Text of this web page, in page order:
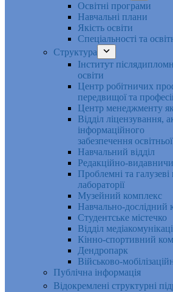
Освітні програми
Навчальні плани
Якість освіти
Спеціальності та
Структура
Інститут
освіти
Центр робітничих
передвищої та
Центр менеджменту
Відділ ліцензування,
інформаційного
забезпечення
Навчальний відділ
Редакційно-
Проблемні та галузеві
лабораторії
Музейний комплекс
Навчально-дослідний
Студентське містечко
Відділ
Кінно-спортивний
Дендропарк
Військово-
Публічна інформація
Відокремлені структурні